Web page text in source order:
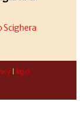
Scighera
| login